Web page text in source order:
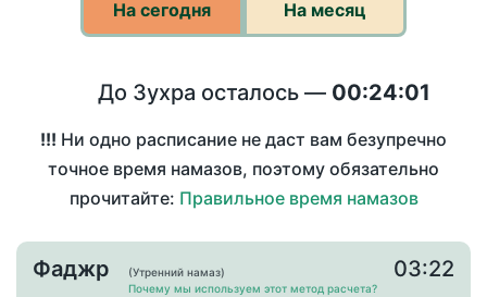
На сегодня На месяц
До Зухра осталось — 00:24:00
!!! Ни одно расписание не даст вам безупречно
точное время намазов, поэтому обязательно
прочитайте: Правильное время намазов
Фаджр
(Утренний намаз)
Почему мы используем этот метод расчета?
03:22